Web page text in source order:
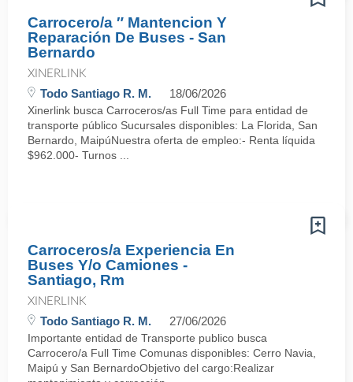
Carrocero/a ″ Mantencion Y
Reparación De Buses - San
Bernardo
XINERLINK
Todo Santiago R. M. 18/06/2026
Xinerlink busca Carroceros/as Full Time para entidad de
transporte público Sucursales disponibles: La Florida, San
Bernardo, MaipúNuestra oferta de empleo:- Renta líquida
$962.000- Turnos ...
Carroceros/a Experiencia En
Buses Y/o Camiones -
Santiago, Rm
XINERLINK
Todo Santiago R. M. 27/06/2026
Importante entidad de Transporte publico busca
Carrocero/a Full Time Comunas disponibles: Cerro Navia,
Maipú y San BernardoObjetivo del cargo:Realizar